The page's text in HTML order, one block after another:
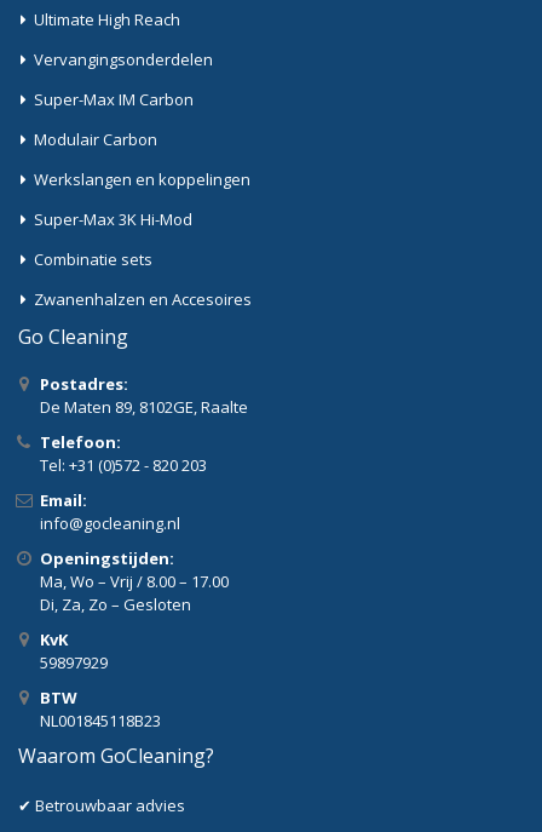
Ultimate High Reach
Vervangingsonderdelen
Super-Max IM Carbon
Modulair Carbon
Werkslangen en koppelingen
Super-Max 3K Hi-Mod
Combinatie sets
Zwanenhalzen en Accesoires
Go Cleaning
Postadres:
De Maten 89, 8102GE, Raalte
Telefoon:
Tel: +31 (0)572 - 820 203
Email:
info@gocleaning.nl
Openingstijden:
Ma, Wo – Vrij / 8.00 – 17.00
Di, Za, Zo – Gesloten
KvK
59897929
BTW
NL001845118B23
Waarom GoCleaning?
✔ Betrouwbaar advies